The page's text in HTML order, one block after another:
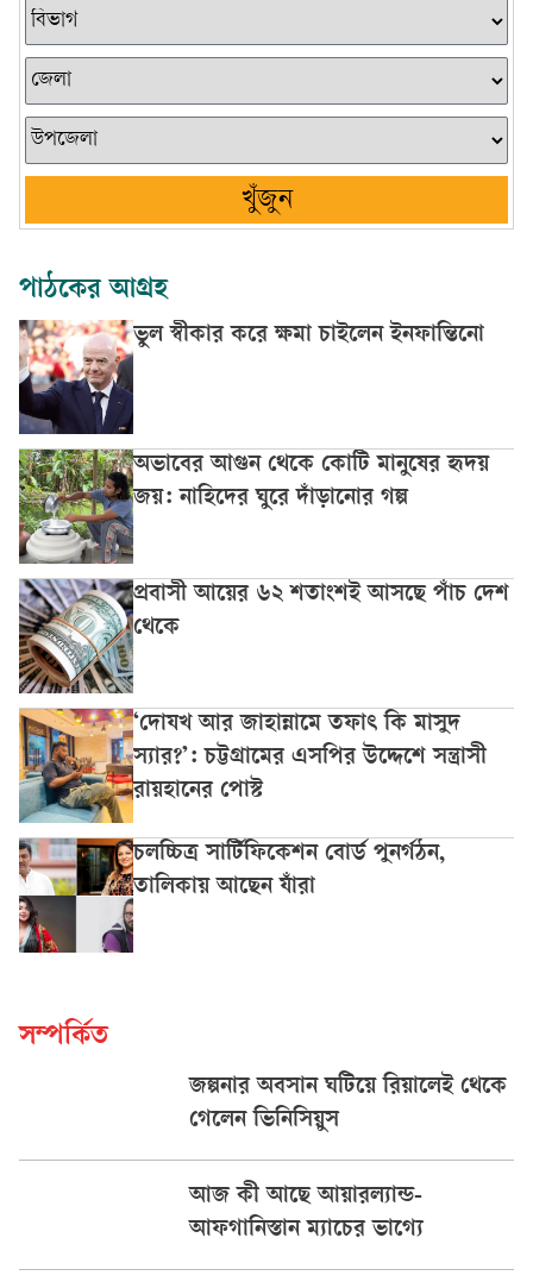
খুঁজুন
পাঠকের আগ্রহ
ভুল স্বীকার করে ক্ষমা চাইলেন ইনফান্তিনো
অভাবের আগুন থেকে কোটি মানুষের হৃদয়
জয়: নাহিদের ঘুরে দাঁড়ানোর গল্প
প্রবাসী আয়ের ৬২ শতাংশই আসছে পাঁচ দেশ
থেকে
‘দোযখ আর জাহান্নামে তফাৎ কি মাসুদ
স্যার?’: চট্টগ্রামের এসপির উদ্দেশে সন্ত্রাসী
রায়হানের পোস্ট
চলচ্চিত্র সার্টিফিকেশন বোর্ড পুনর্গঠন,
তালিকায় আছেন যাঁরা
সম্পর্কিত
জল্পনার অবসান ঘটিয়ে রিয়ালেই থেকে
গেলেন ভিনিসিয়ুস
আজ কী আছে আয়ারল্যান্ড-
আফগানিস্তান ম্যাচের ভাগ্যে